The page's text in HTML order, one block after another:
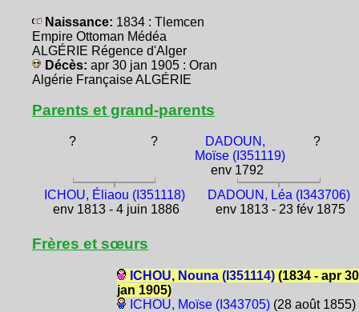
Naissance: 1834 : Tlemcen
Empire Ottoman Médéa
ALGÉRIE Régence d'Alger
Décès: apr 30 jan 1905 : Oran
Algérie Française ALGÉRIE
Parents et grand-parents
? ?
DADOUN,
Moïse (I351119)
env 1792
?
ICHOU, Éliaou (I351118)
env 1813 - 4 juin 1886
DADOUN, Léa (I343706)
env 1813 - 23 fév 1875
Frères et sœurs
ICHOU, Nouna (I351114)(1834 - apr 30
jan 1905)
ICHOU, Moïse (I343705)(28 août 1855)